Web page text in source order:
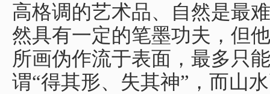
高格调的艺术品、自然是最
然具有一定的笔墨功夫，但
所画伪作流于表面，最多只
谓“得其形、失其神”，而山